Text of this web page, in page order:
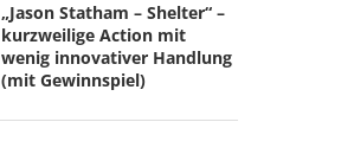
„Jason Statham – Shelter“ –
kurzweilige Action mit
wenig innovativer Handlung
(mit Gewinnspiel)